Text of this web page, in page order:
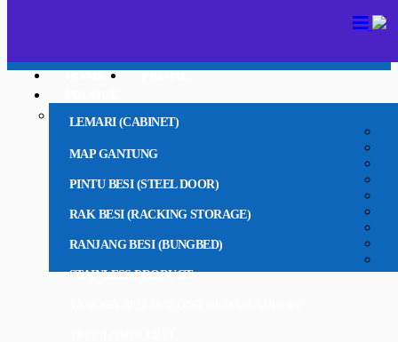
LEMARI (CABINET)
MAP GANTUNG
PINTU BESI (STEEL DOOR)
RAK BESI (RACKING STORAGE)
RANJANG BESI (BUNGBED)
STAINLESS PRODUCT